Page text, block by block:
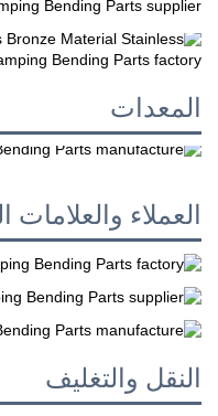
المعدات
العملاء والعلامات
النقل والتغليف